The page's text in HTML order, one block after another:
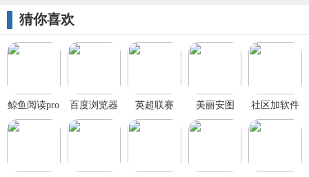
猜你喜欢
鲸鱼阅读pro
百度浏览器
2019官方版
英超联赛 美丽安图 社区加软件